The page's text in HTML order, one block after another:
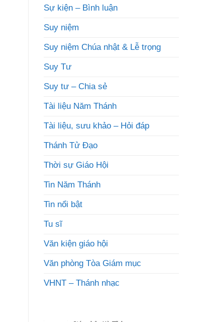
Sự kiện – Bình luận
Suy niệm
Suy niệm Chúa nhật & Lễ trọng
Suy Tư
Suy tư – Chia sẻ
Tài liệu Năm Thánh
Tài liệu, sưu khảo – Hỏi đáp
Thánh Tử Đạo
Thời sự Giáo Hội
Tin Năm Thánh
Tin nổi bật
Tu sĩ
Văn kiện giáo hội
Văn phòng Tòa Giám mục
VHNT – Thánh nhạc